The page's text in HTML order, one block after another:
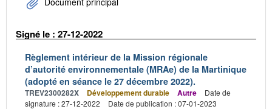
Signé le : 27-12-2022
Règlement intérieur de la Mission régionale
d’autorité environnementale (MRAe) de la Martinique
(adopté en séance le 27 décembre 2022).
TREV2300282X Développement durable Autre
Date de
signature : 27-12-2022
Date de publication : 07-01-2023